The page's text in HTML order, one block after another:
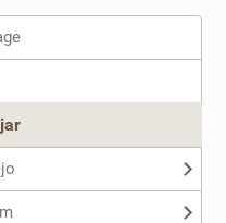
me ajudou